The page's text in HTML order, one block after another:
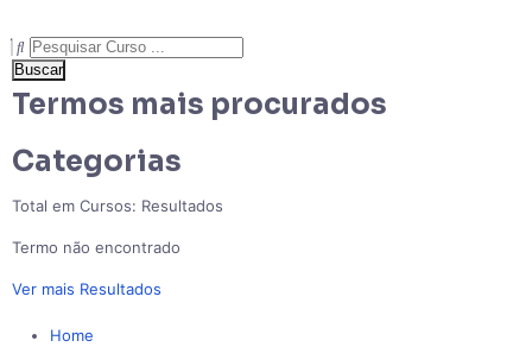
Buscar
Termos mais procurados
Categorias
Total em Cursos: Resultados
Termo não encontrado
Ver mais Resultados
Home